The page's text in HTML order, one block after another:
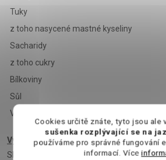
Cookies určitě znáte, tyto jsou ale
sušenka rozplývající se na
používáme pro správné fungování
informací. Více
Tuky
z toho nasycené mastné kyseliny
Sacharidy
z toho cukry
Bílkoviny
Sůl
Vláknina
Výrobce:Chocomax s.r.o., Ĺ.Podjavorinskej
Slovenská republika